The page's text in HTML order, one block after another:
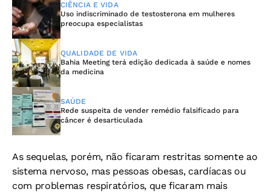
CIÊNCIA E VIDA
Uso indiscriminado de testosterona em mulheres
preocupa especialistas
QUALIDADE DE VIDA
Bahia Meeting terá edição dedicada à saúde e nomes
da medicina
SAÚDE
Rede suspeita de vender remédio falsificado para
câncer é desarticulada
As sequelas, porém, não ficaram restritas somente ao
sistema nervoso, mas pessoas obesas, cardíacas ou
com problemas respiratórios, que ficaram mais